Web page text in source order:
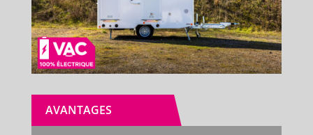
AVANTAGES